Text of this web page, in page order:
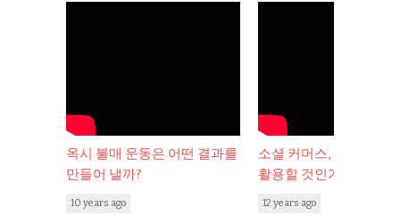
어떤 결과를
소셜 커머스, 무엇이고 어떻게
활용할 것인가?
12 years ago
웹의 소셜화와
다임의 변화
12 years ago